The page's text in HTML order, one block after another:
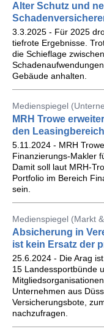
Alter Schutz und
3.3.2025 - Für 2025
tiefrote Ergebnisse.
die Schieflage
Gebäude anhalten.
Medienspiegel
MRH Trowe
den Leasingbereich
5.11.2024 - MRH
Finanzierungs-Makler
Damit soll laut MRH-
Portfolio im Bereich
sein.
Medienspiegel (Markt
Absicherung in
ist kein Ersatz der
25.6.2024 - Die Arag
15 Landessportbünde
Unternehmen aus
Versicherungsbote,
nachzufragen.